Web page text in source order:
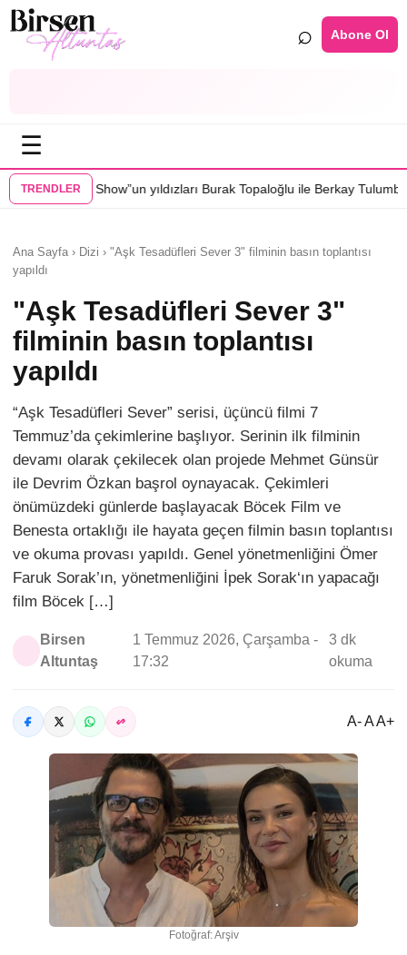
⌕ Abone Ol
☰
TRENDLER
yıldızları Burak Topaloğlu ile Berkay Tulumbacı “Ecünni” filminde
Ana Sayfa › Dizi › "Aşk Tesadüfleri Sever 3" filminin basın toplantısı
yapıldı
"Aşk Tesadüfleri Sever 3"
filminin basın toplantısı
yapıldı
“Aşk Tesadüfleri Sever” serisi, üçüncü filmi 7
Temmuz’da çekimlerine başlıyor. Serinin ilk filminin
devamı olarak çekilecek olan projede Mehmet Günsür
ile Devrim Özkan başrol oynayacak. Çekimleri
önümüzdeki günlerde başlayacak Böcek Film ve
Benesta ortaklığı ile hayata geçen filmin basın toplantısı
ve okuma provası yapıldı. Genel yönetmenliğini Ömer
Faruk Sorak’ın, yönetmenliğini İpek Sorak‘ın yapacağı
film Böcek […]
Birsen
Altuntaş
1 Temmuz 2026, Çarşamba -
17:32
3 dk
okuma
A- A A+
Fotoğraf: Arşiv